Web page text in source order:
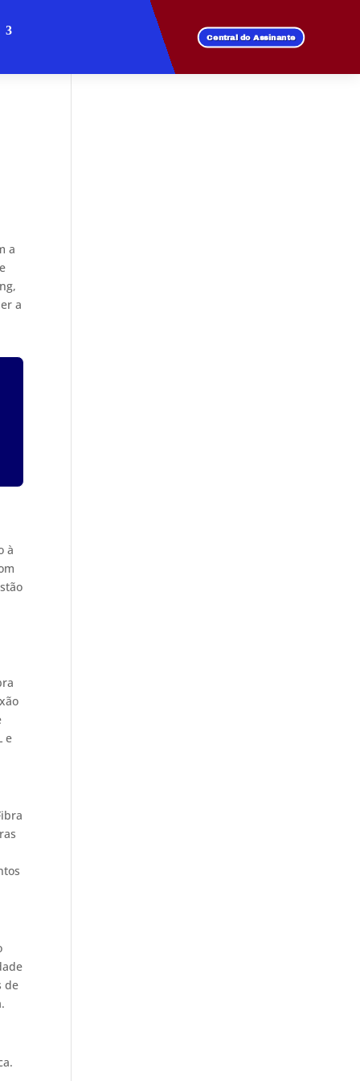
Central do Assinante
a
a
à
e
de